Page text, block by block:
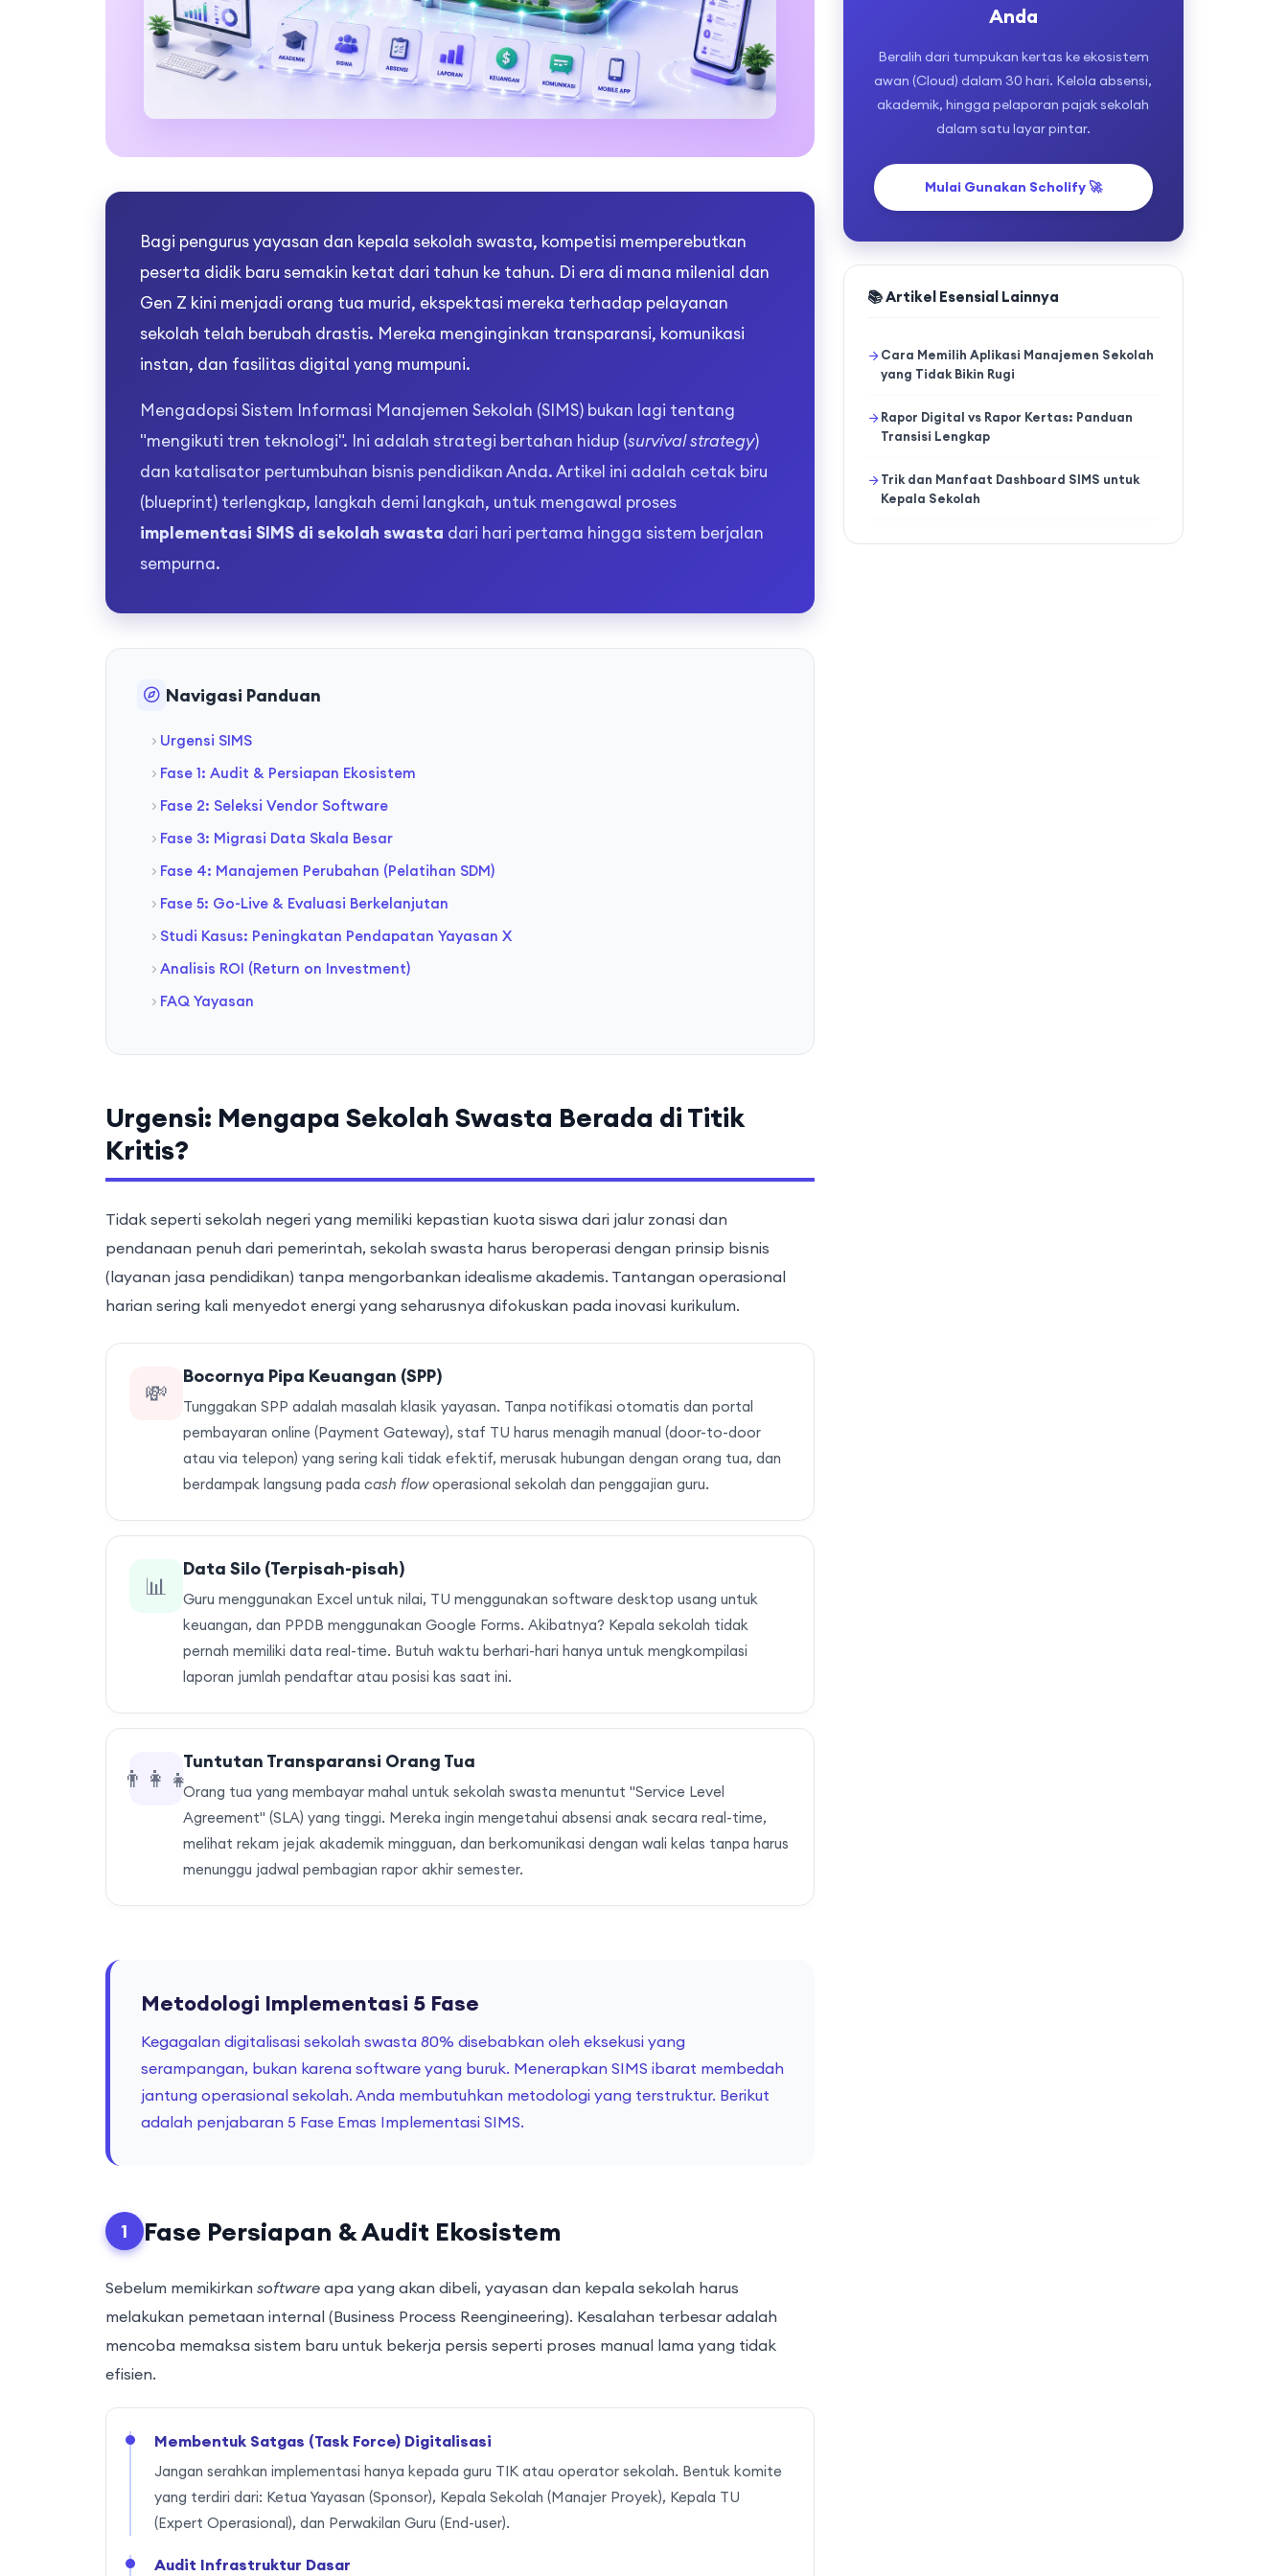
Bagi pengurus yayasan dan kepala sekolah swasta, kompetisi memperebutkan
peserta didik baru semakin ketat dari tahun ke tahun. Di era di mana milenial dan
Gen Z kini menjadi orang tua murid, ekspektasi mereka terhadap pelayanan
sekolah telah berubah drastis. Mereka menginginkan transparansi, komunikasi
instan, dan fasilitas digital yang mumpuni.
Mengadopsi Sistem Informasi Manajemen Sekolah (SIMS) bukan lagi tentang
"mengikuti tren teknologi". Ini adalah strategi bertahan hidup (survival strategy)
dan katalisator pertumbuhan bisnis pendidikan Anda. Artikel ini adalah cetak biru
(blueprint) terlengkap, langkah demi langkah, untuk mengawal proses
implementasi SIMS di sekolah swasta dari hari pertama hingga sistem berjalan
sempurna.
Navigasi Panduan
Urgensi SIMS
Fase 1: Audit & Persiapan Ekosistem
Fase 2: Seleksi Vendor Software
Fase 3: Migrasi Data Skala Besar
Fase 4: Manajemen Perubahan (Pelatihan SDM)
Fase 5: Go-Live & Evaluasi Berkelanjutan
Studi Kasus: Peningkatan Pendapatan Yayasan X
Analisis ROI (Return on Investment)
FAQ Yayasan
Urgensi: Mengapa Sekolah Swasta Berada di Titik
Kritis?
Tidak seperti sekolah negeri yang memiliki kepastian kuota siswa dari jalur zonasi dan
pendanaan penuh dari pemerintah, sekolah swasta harus beroperasi dengan prinsip bisnis
(layanan jasa pendidikan) tanpa mengorbankan idealisme akademis. Tantangan operasional
harian sering kali menyedot energi yang seharusnya difokuskan pada inovasi kurikulum.
💸
Bocornya Pipa Keuangan (SPP)
Tunggakan SPP adalah masalah klasik yayasan. Tanpa notifikasi otomatis dan portal
pembayaran online (Payment Gateway), staf TU harus menagih manual (door-to-door
atau via telepon) yang sering kali tidak efektif, merusak hubungan dengan orang tua, dan
berdampak langsung pada cash flowoperasional sekolah dan penggajian guru.
📊
Data Silo (Terpisah-pisah)
Guru menggunakan Excel untuk nilai, TU menggunakan software desktop usang untuk
keuangan, dan PPDB menggunakan Google Forms. Akibatnya? Kepala sekolah tidak
pernah memiliki data real-time. Butuh waktu berhari-hari hanya untuk mengkompilasi
laporan jumlah pendaftar atau posisi kas saat ini.
👨‍👩‍👧
Tuntutan Transparansi Orang Tua
Orang tua yang membayar mahal untuk sekolah swasta menuntut "Service Level
Agreement" (SLA) yang tinggi. Mereka ingin mengetahui absensi anak secara real-time,
melihat rekam jejak akademik mingguan, dan berkomunikasi dengan wali kelas tanpa harus
menunggu jadwal pembagian rapor akhir semester.
Metodologi Implementasi 5 Fase
Kegagalan digitalisasi sekolah swasta 80% disebabkan oleh eksekusi yang
serampangan, bukan karena software yang buruk. Menerapkan SIMS ibarat membedah
jantung operasional sekolah. Anda membutuhkan metodologi yang terstruktur. Berikut
adalah penjabaran 5 Fase Emas Implementasi SIMS.
1 Fase Persiapan & Audit Ekosistem
Sebelum memikirkan softwareapa yang akan dibeli, yayasan dan kepala sekolah harus
melakukan pemetaan internal (Business Process Reengineering). Kesalahan terbesar adalah
mencoba memaksa sistem baru untuk bekerja persis seperti proses manual lama yang tidak
efisien.
Membentuk Satgas (Task Force) Digitalisasi
Jangan serahkan implementasi hanya kepada guru TIK atau operator sekolah. Bentuk komite
yang terdiri dari: Ketua Yayasan (Sponsor), Kepala Sekolah (Manajer Proyek), Kepala TU
(Expert Operasional), dan Perwakilan Guru (End-user).
Audit Infrastruktur Dasar
Anda
Beralih dari tumpukan kertas ke ekosistem
awan (Cloud) dalam 30 hari. Kelola absensi,
akademik, hingga pelaporan pajak sekolah
dalam satu layar pintar.
Mulai Gunakan Scholify 🚀
📚 Artikel Esensial Lainnya
Cara Memilih Aplikasi Manajemen Sekolah
yang Tidak Bikin Rugi
Rapor Digital vs Rapor Kertas: Panduan
Transisi Lengkap
Trik dan Manfaat Dashboard SIMS untuk
Kepala Sekolah